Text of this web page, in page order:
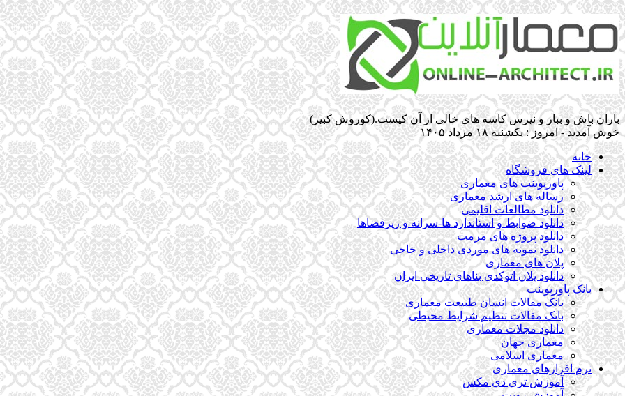
باران باش و ببار و نپرس کاسه های خالی از آن کیست.(کوروش کبیر)
خوش آمدید - امروز : یکشنبه ۱۸ مرداد ۱۴۰۵
خانه
لینک های فروشگاه
پاورپوینت های معماری
رساله های ارشد معماری
دانلود مطالعات اقلیمی
دانلود ضوابط و استاندارد ها-سرانه و ریزفضاها
دانلود پروژه های مرمت
دانلود نمونه های موردی داخلی و خاجی
پلان های معماری
دانلود پلان اتوکدی بناهای تاریخی ایران
بانک پاورپوینت
بانک مقالات انسان طبیعت معماری
بانک مقالات تنظیم شرایط محیطی
دانلود مجلات معماری
معماری جهان
معماری اسلامی
نرم افزارهای معماری
آﻣﻮزش ﺗﺮي دي ﻣﮑﺲ